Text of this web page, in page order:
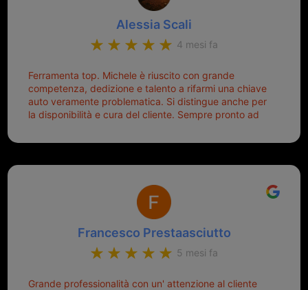
Alessia Scali
4 mesi fa
Ferramenta top. Michele è riuscito con grande
competenza, dedizione e talento a rifarmi una chiave
auto veramente problematica. Si distingue anche per
la disponibilità e cura del cliente. Sempre pronto ad
Francesco Prestaasciutto
5 mesi fa
Grande professionalità con un' attenzione al cliente